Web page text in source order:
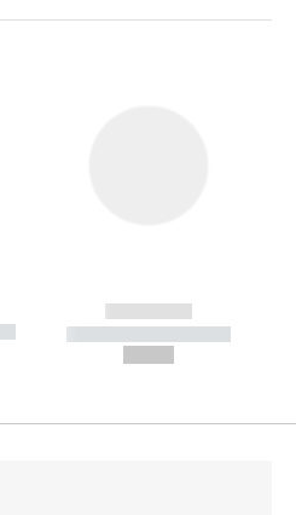
------------
----------- -----------